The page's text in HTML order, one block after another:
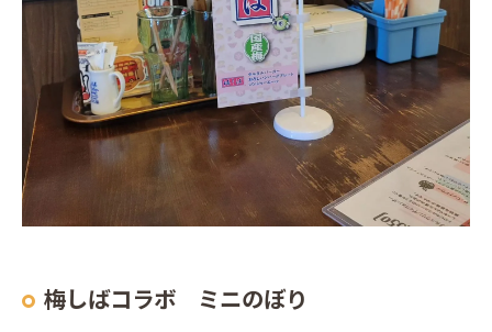
梅しばコラボ ミニのぼり